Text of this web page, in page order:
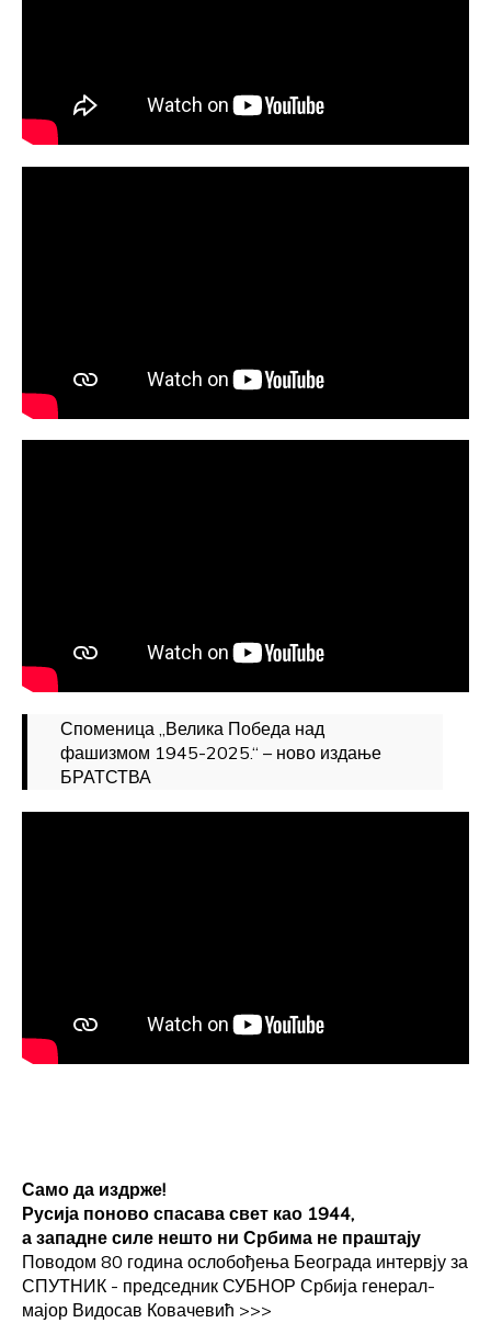
Споменица „Велика Победа над
фашизмом 1945-2025.“ – ново издање
БРАТСТВА
Само да издрже!
Русија поново спасава свет као 1944,
а западне силе нешто ни Србима не праштају
Поводом 80 година ослобођења Београда интервју за
СПУТНИК - председник СУБНОР Србија генерал-
мајор Видосав Ковачевић >>>